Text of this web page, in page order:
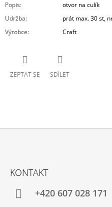
Popis:
otvor na culík
Udržba:
prát max. 30 st,
Výrobce: Craft
ZEPTAT SE SDÍLET
KONTAKT
+420 607 028 171